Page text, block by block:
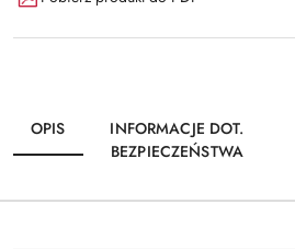
OPIS
INFORMACJE DOT.
BEZPIECZEŃSTWA